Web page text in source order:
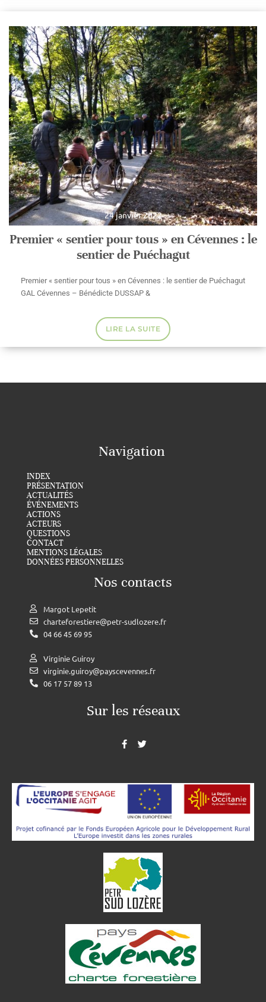
24 janvier 2022
Premier « sentier pour tous » en Cévennes : le
sentier de Puéchagut
Premier « sentier pour tous » en Cévennes : le sentier de Puéchagut
GAL Cévennes – Bénédicte DUSSAP &
LIRE LA SUITE
Navigation
INDEX
PRÉSENTATION
ACTUALITÉS
ÉVÉNEMENTS
ACTIONS
ACTEURS
QUESTIONS
CONTACT
MENTIONS LÉGALES
DONNÉES PERSONNELLES
Nos contacts
Margot Lepetit
charteforestiere@petr-sudlozere.fr
04 66 45 69 95
Virginie Guiroy
virginie.guiroy@payscevennes.fr
06 17 57 89 13
Sur les réseaux